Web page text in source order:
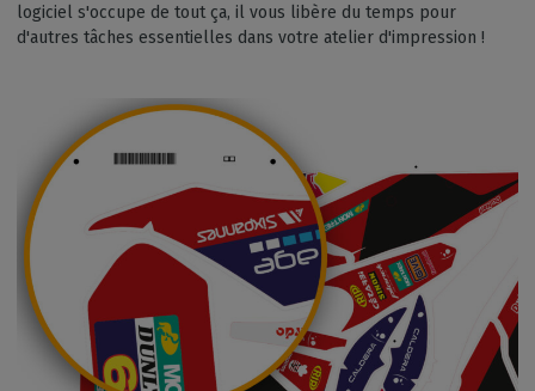
logiciel s'occupe de tout ça, il vous libère du temps pour
d'autres tâches essentielles dans votre atelier d'impression !